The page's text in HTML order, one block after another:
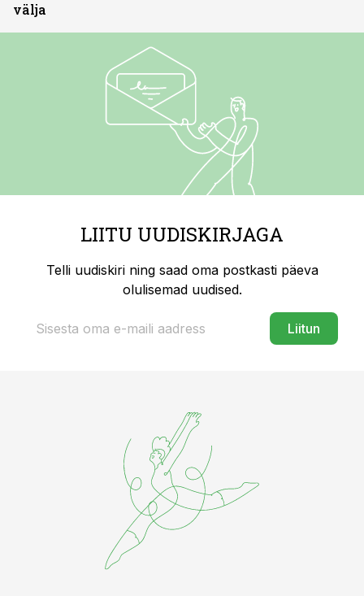
välja
LIITU UUDISKIRJAGA
Telli uudiskiri ning saad oma postkasti päeva
olulisemad uudised.
Liitun